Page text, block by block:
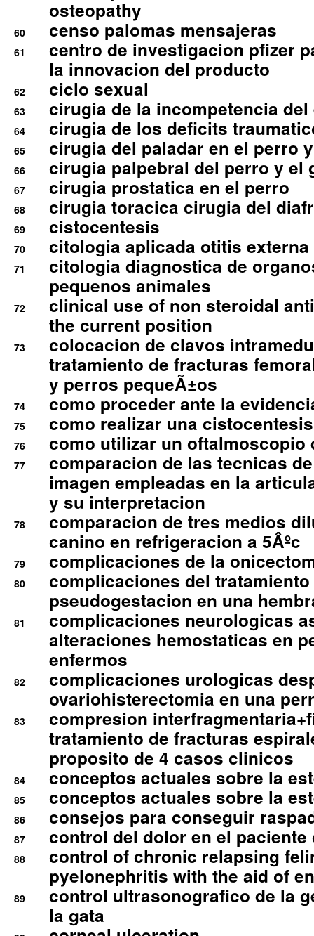
osteopathy
60 censo palomas mensajeras
61
centro de investigacion pfizer
la innovacion del producto
62 ciclo sexual
63 cirugia de la incompetencia
64 cirugia de los deficits
65 cirugia del paladar en el perro
66 cirugia palpebral del perro y el
67 cirugia prostatica en el perro
68 cirugia toracica cirugia del
69 cistocentesis
70 citologia aplicada otitis externa
71
citologia diagnostica de
pequenos animales
72
clinical use of non steroidal
the current position
73
colocacion de clavos
tratamiento de fracturas
y perros pequeÃ±os
74 como proceder ante la
75 como realizar una
76 como utilizar un oftalmoscopio
77
comparacion de las tecnicas
imagen empleadas en la
y su interpretacion
78
comparacion de tres medios
canino en refrigeracion a 5Âºc
79 complicaciones de la
80
complicaciones del
pseudogestacion en una
81
complicaciones neurologicas
alteraciones hemostaticas en
enfermos
82
complicaciones urologicas
ovariohisterectomia en una
83
compresion
tratamiento de fracturas
proposito de 4 casos clinicos
84 conceptos actuales sobre la
85 conceptos actuales sobre la
86 consejos para conseguir
87 control del dolor en el
88
control of chronic relapsing
pyelonephritis with the aid of
89
control ultrasonografico de la
la gata